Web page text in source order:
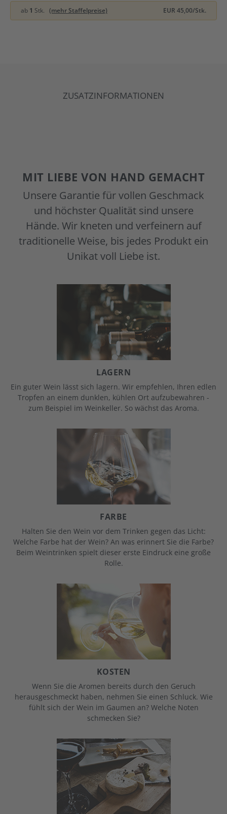
ab 1 Stk. (mehr Staffelpreise) EUR 45,00/Stk.
ZUSATZINFORMATIONEN
MIT LIEBE VON HAND GEMACHT
Unsere Garantie für vollen Geschmack
und höchster Qualität sind unsere
Hände. Wir kneten und verfeinern auf
traditionelle Weise, bis jedes Produkt ein
Unikat voll Liebe ist.
LAGERN
Ein guter Wein lässt sich lagern. Wir empfehlen, Ihren edlen
Tropfen an einem dunklen, kühlen Ort aufzubewahren -
zum Beispiel im Weinkeller. So wächst das Aroma.
FARBE
Halten Sie den Wein vor dem Trinken gegen das Licht:
Welche Farbe hat der Wein? An was erinnert Sie die Farbe?
Beim Weintrinken spielt dieser erste Eindruck eine große
Rolle.
KOSTEN
Wenn Sie die Aromen bereits durch den Geruch
herausgeschmeckt haben, nehmen Sie einen Schluck. Wie
fühlt sich der Wein im Gaumen an? Welche Noten
schmecken Sie?